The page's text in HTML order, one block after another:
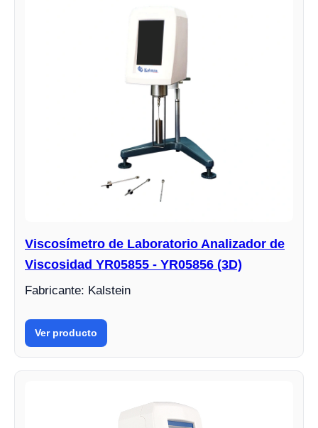
Viscosímetro de Laboratorio Analizador de
Viscosidad YR05855 - YR05856 (3D)
Fabricante: Kalstein
Ver producto